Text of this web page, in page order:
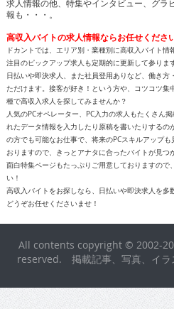
求人情報の他、特集やインタビュー、グラ
報も・・・。
高収入バイトの求人情報ならお任せくださ
ドカントでは、エリア別・業種別に高収入バイト情
注目のピックアップ求人も定期的に更新して参りま
日払いや即決求人、また社員登用ありなど、働き
ただけます。接客が好き！という方や、コツコツ
種で高収入求人を探してみませんか？
人気のPCオペレーター、PC入力の求人もたくさん
れたデータ情報を入力したり原稿を書いたりするの
の方でも可能なお仕事で、将来のPCスキルアップ
おりますので、きっとアナタに合ったバイトが見つ
面白特集ページもたっぷりご用意しておりますので
い！
高収入バイトをお探しなら、日払いや即決求人を
どうぞお任せくださいませ！
All contents copyright © 2002-
reserved. 掲載記事、写真、イラ